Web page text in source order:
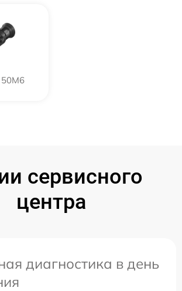
50M6
сервисного
центра
диагностика в день